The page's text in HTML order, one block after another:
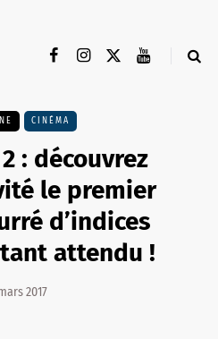
CINÉMA
: découvrez
le premier
d’indices
attendu !
2017